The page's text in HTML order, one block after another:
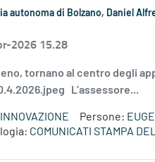
autonoma di Bolzano, Daniel
2026 15.28
tornano al centro degli
L’assessore...
Persone:
COMUNICATI STAMPA